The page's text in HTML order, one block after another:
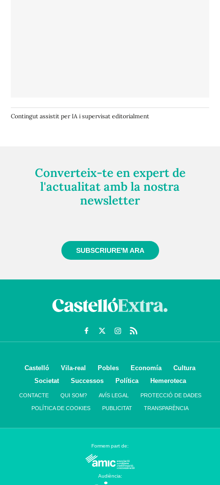
Contingut assistit per IA i supervisat editorialment
Converteix-te en expert de
l'actualitat amb la nostra
newsletter
SUBSCRIURE'M ARA
Castelló Vila-real Pobles Economía
Cultura
Societat
Successos Política Hemeroteca
CONTACTE QUI SOM? AVÍS LEGAL PROTECCIÓ DE DADES
POLÍTICA DE COOKIES PUBLICITAT TRANSPARÈNCIA
Formem part de:
Audiència: